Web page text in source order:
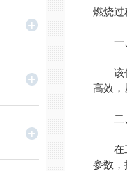
燃烧过
一
该仪
高效，
二
在工
参数，